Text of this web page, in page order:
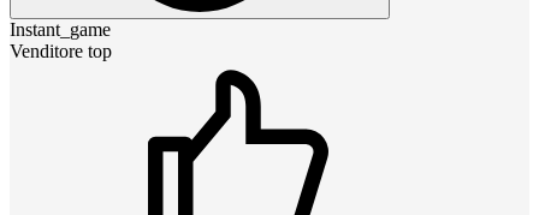
Instant_game
Venditore top